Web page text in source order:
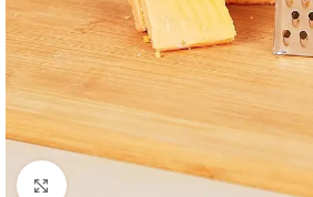
Click to enlarge